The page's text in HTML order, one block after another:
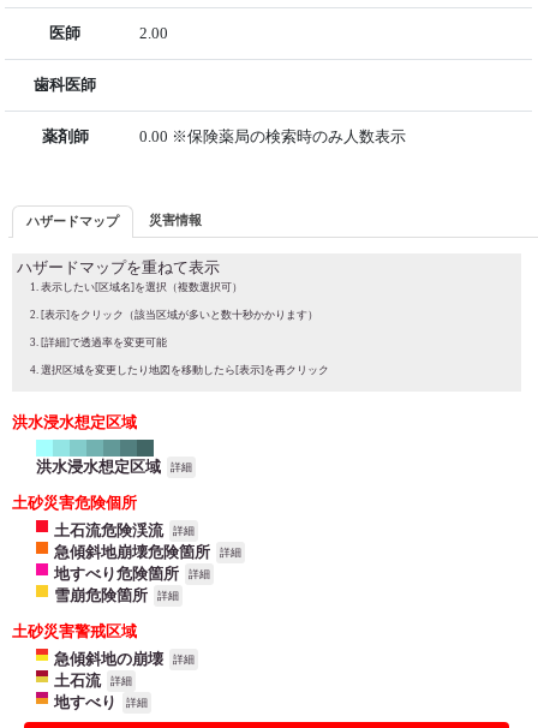
医師 2.00
歯科医師
薬剤師 0.00 ※保険薬局の検索時のみ人数表示
ハザードマップ 災害情報
ハザードマップを重ねて表示
表示したい[区域名]を選択（複数選択可）
[表示]をクリック（該当区域が多いと数十秒かかります）
[詳細]で透過率を変更可能
選択区域を変更したり地図を移動したら[表示]を再クリック
洪水浸水想定区域
洪水浸水想定区域 詳細
土砂災害危険個所
土石流危険渓流
詳細
急傾斜地崩壊危険箇所 詳細
地すべり危険箇所 詳細
雪崩危険箇所 詳細
土砂災害警戒区域
急傾斜地の崩壊
詳細
土石流 詳細
地すべり 詳細